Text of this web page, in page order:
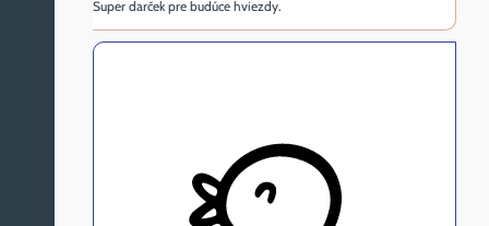
Super darček pre budúce hviezdy.